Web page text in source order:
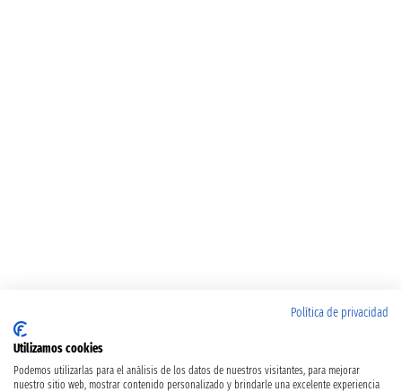
Política de privacidad
Utilizamos cookies
Podemos utilizarlas para el análisis de los datos de nuestros visitantes, para mejorar
nuestro sitio web, mostrar contenido personalizado y brindarle una excelente experiencia